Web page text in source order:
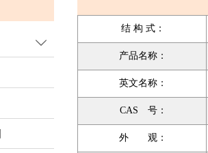

结 构 式：
产品名称：
英文名称：
CAS 号：
外 观：